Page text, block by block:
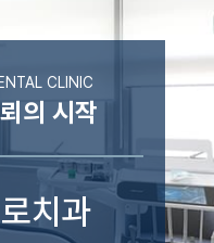
CLINIC
의 시작
치과